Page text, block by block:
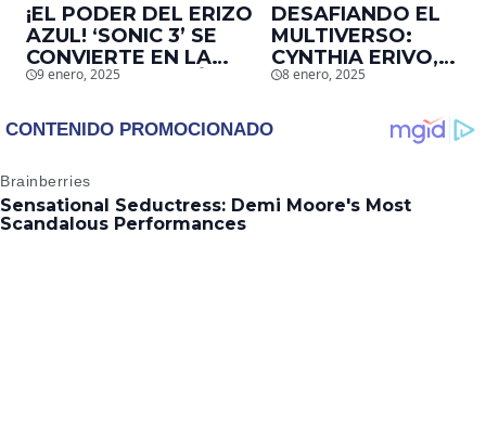
¡EL PODER DEL ERIZO
AZUL! ‘SONIC 3’ SE
CONVIERTE EN LA
2DA. ADAPTACIÓN
MÁS TAQUILLERA DE
9 enero, 2025
DESAFIANDO EL
MULTIVERSO:
CYNTHIA ERIVO,
PROTAGONISTA DE
SER STORM EN EL
8 enero, 2025